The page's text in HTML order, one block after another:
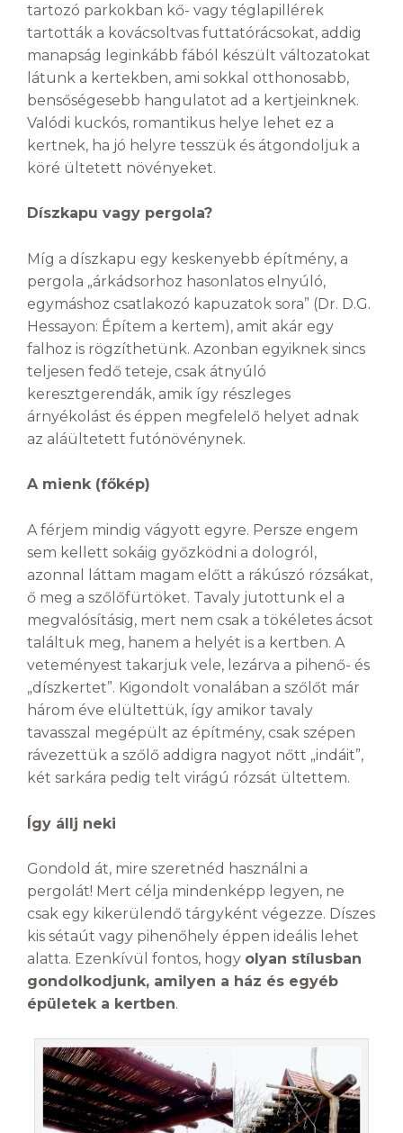
tartozó parkokban kő- vagy téglapillérek
tartották a kovácsoltvas futtatórácsokat, addig
manapság leginkább fából készült változatokat
látunk a kertekben, ami sokkal otthonosabb,
bensőségesebb hangulatot ad a kertjeinknek.
Valódi kuckós, romantikus helye lehet ez a
kertnek, ha jó helyre tesszük és átgondoljuk a
köré ültetett növényeket.
Díszkapu vagy pergola?
Míg a díszkapu egy keskenyebb építmény, a
pergola „árkádsorhoz hasonlatos elnyúló,
egymáshoz csatlakozó kapuzatok sora” (Dr. D.G.
Hessayon: Építem a kertem), amit akár egy
falhoz is rögzíthetünk. Azonban egyiknek sincs
teljesen fedő teteje, csak átnyúló
keresztgerendák, amik így részleges
árnyékolást és éppen megfelelő helyet adnak
az aláültetett futónövénynek.
A mienk (főkép)
A férjem mindig vágyott egyre. Persze engem
sem kellett sokáig győzködni a dologról,
azonnal láttam magam előtt a rákúszó rózsákat,
ő meg a szőlőfürtöket. Tavaly jutottunk el a
megvalósításig, mert nem csak a tökéletes ácsot
találtuk meg, hanem a helyét is a kertben. A
veteményest takarjuk vele, lezárva a pihenő- és
„díszkertet”. Kigondolt vonalában a szőlőt már
három éve elültettük, így amikor tavaly
tavasszal megépült az építmény, csak szépen
rávezettük a szőlő addigra nagyot nőtt „indáit”,
két sarkára pedig telt virágú rózsát ültettem.
Így állj neki
Gondold át, mire szeretnéd használni a
pergolát! Mert célja mindenképp legyen, ne
csak egy kikerülendő tárgyként végezze. Díszes
kis sétaút vagy pihenőhely éppen ideális lehet
alatta. Ezenkívül fontos, hogy olyan stílusban
gondolkodjunk, amilyen a ház és egyéb
épületek a kertben.